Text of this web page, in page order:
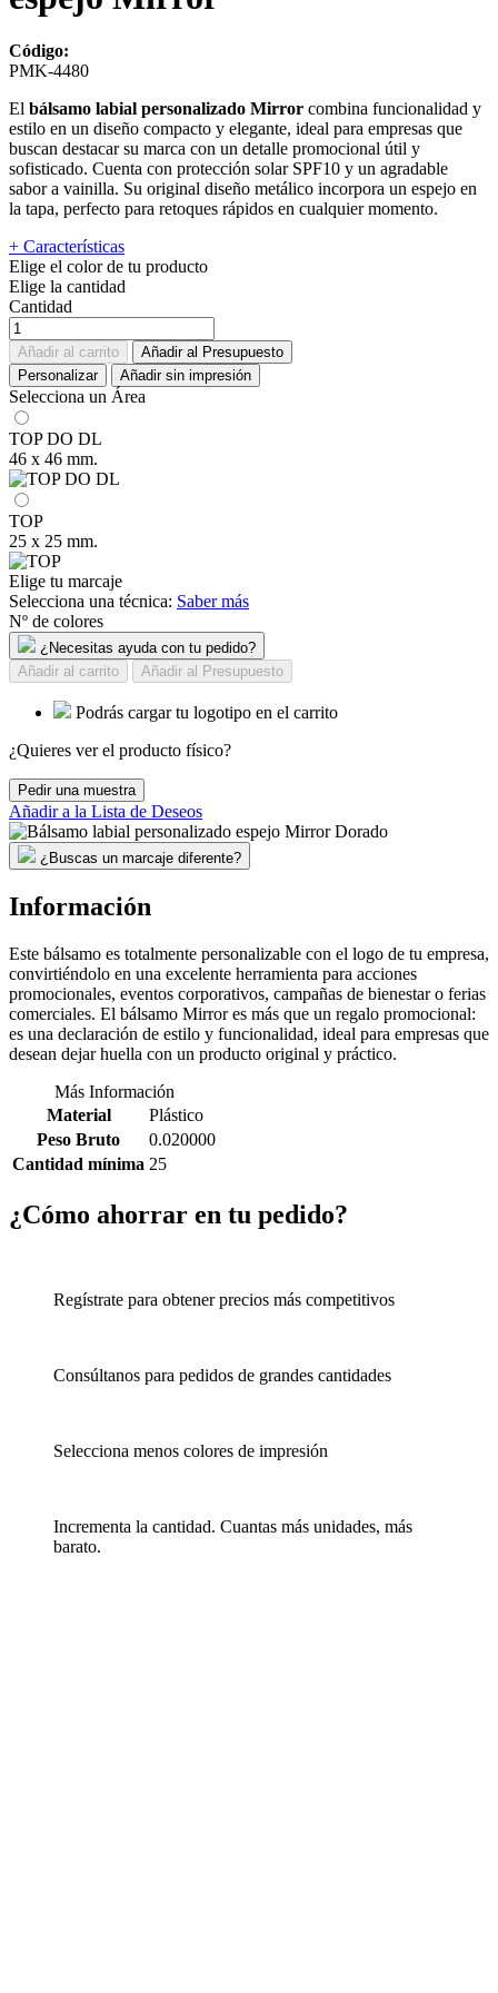
Código:
PMK-4480
El bálsamo labial personalizado Mirror combina funcionalidad y
estilo en un diseño compacto y elegante, ideal para empresas que
buscan destacar su marca con un detalle promocional útil y
sofisticado. Cuenta con protección solar SPF10 y un agradable
sabor a vainilla. Su original diseño metálico incorpora un espejo en
la tapa, perfecto para retoques rápidos en cualquier momento.
+ Características
Elige el color de tu producto
Elige la cantidad
Cantidad
Añadir al carrito
Añadir al Presupuesto
Personalizar
Añadir sin impresión
Selecciona un Área
TOP DO DL
46 x 46 mm.
TOP
25 x 25 mm.
Elige tu marcaje
Selecciona una técnica: Saber más
Nº de colores
¿Necesitas ayuda con tu pedido?
Añadir al carrito
Añadir al Presupuesto
Podrás cargar tu logotipo en el carrito
¿Quieres ver el producto físico?
Pedir una muestra
Añadir a la Lista de Deseos
¿Buscas un marcaje diferente?
Información
Este bálsamo es totalmente personalizable con el logo de tu empresa,
convirtiéndolo en una excelente herramienta para acciones
promocionales, eventos corporativos, campañas de bienestar o ferias
comerciales. El bálsamo Mirror es más que un regalo promocional:
es una declaración de estilo y funcionalidad, ideal para empresas que
desean dejar huella con un producto original y práctico.
Más Información
Material
Plástico
Peso Bruto
0.020000
Cantidad mínima 25
¿Cómo ahorrar en tu pedido?
Regístrate para obtener precios más competitivos
Consúltanos para pedidos de grandes cantidades
Selecciona menos colores de impresión
Incrementa la cantidad. Cuantas más unidades, más
barato.